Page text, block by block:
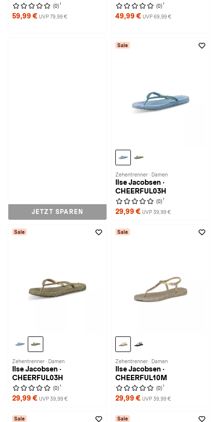
(0) 1
59,99 € UVP 79,99 €
(0) 1
49,99 € UVP 69,99 €
JETZT SPAREN
Sale
Zehentrenner · Damen
Ilse Jacobsen ·
CHEERFUL03H
(0) 1
29,99 € UVP 39,99 €
Sale
Zehentrenner · Damen
Ilse Jacobsen ·
CHEERFUL03H
(0) 1
29,99 € UVP 39,99 €
Sale
Zehentrenner · Damen
Ilse Jacobsen ·
CHEERFUL10M
(0) 1
29,99 € UVP 39,99 €
Sale Sale